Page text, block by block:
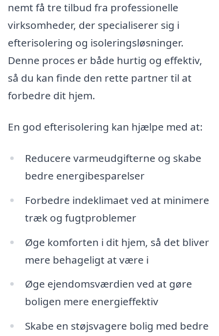
nemt få tre tilbud fra professionelle
virksomheder, der specialiserer sig i
efterisolering og isoleringsløsninger.
Denne proces er både hurtig og effektiv,
så du kan finde den rette partner til at
forbedre dit hjem.
En god efterisolering kan hjælpe med at:
Reducere varmeudgifterne og skabe
bedre energibesparelser
Forbedre indeklimaet ved at minimere
træk og fugtproblemer
Øge komforten i dit hjem, så det bliver
mere behageligt at være i
Øge ejendomsværdien ved at gøre
boligen mere energieffektiv
Skabe en støjsvagere bolig med bedre